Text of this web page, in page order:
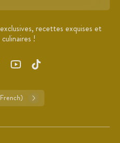
recettes exquises et
!